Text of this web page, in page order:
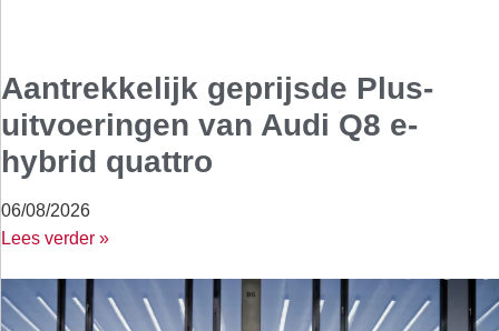
Aantrekkelijk geprijsde Plus-
uitvoeringen van Audi Q8 e-
hybrid quattro
06/08/2026
Lees verder »